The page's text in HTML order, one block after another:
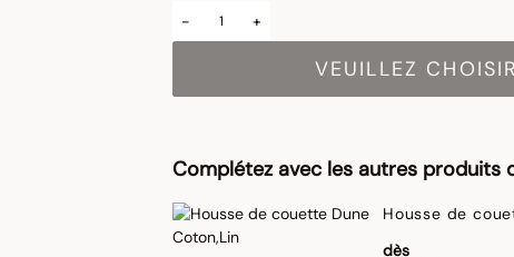
- +
VEUILLEZ
Complétez avec les autres produits
Housse de
dès